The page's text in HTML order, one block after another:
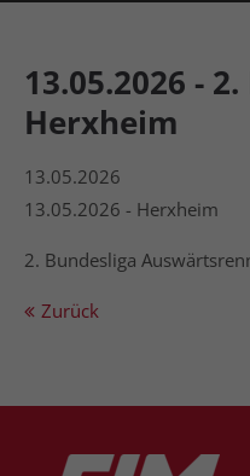
13.05.2026 -
Herxheim
13.05.2026
13.05.2026 - Herxheim
2. Bundesliga
Zurück